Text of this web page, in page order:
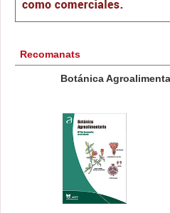
Recomanats
Botánica Agroalimentaria